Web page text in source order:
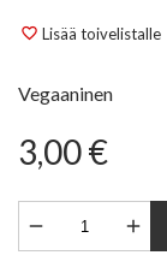
favorite_border Lisää toivelistalle
Vegaaninen
3,00 €
 